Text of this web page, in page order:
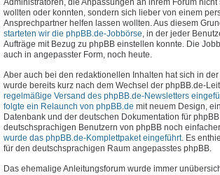
wollten oder konnten, sondern sich lieber von einem
Ansprechpartner helfen lassen wollten. Aus diesem
starteten wir die phpBB.de-Jobbörse , in der jeder
Aufträge mit Bezug zu phpBB einstellen konnte. Die
auch in angepasster Form, noch heute.
Aber auch bei den redaktionellen Inhalten hat sich in
wurde bereits kurz nach dem Wechsel der phpBB.de-
regelmäßige Versand des phpBB.de-Newsletters
folgte ein Relaunch von phpBB.de mit neuem Design,
Datenbank und der deutschen Dokumentation für
deutschsprachigen Benutzern von phpBB noch
wurde das phpBB.de-Komplettpaket eingeführt. Es
für den deutschsprachigen Raum angepasstes phpBB.
Das ehemalige Anleitungsforum wurde immer